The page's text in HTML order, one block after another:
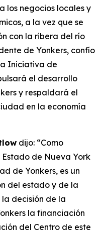
los negocios locales y
a la vez que se
con la ribera del río
de Yonkers, confío
Iniciativa de
el desarrollo
y respaldará el
en la economía
dijo: “Como
de Nueva York
de Yonkers, es un
del estado y de la
decisión de la
la financiación
del Centro de este